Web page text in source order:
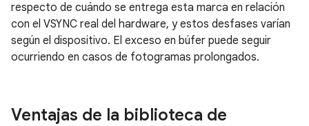
respecto de cuándo se entrega esta marca en relación
con el VSYNC real del hardware, y estos desfases varían
según el dispositivo. El exceso en búfer puede seguir
ocurriendo en casos de fotogramas prolongados.
Ventajas de la biblioteca de